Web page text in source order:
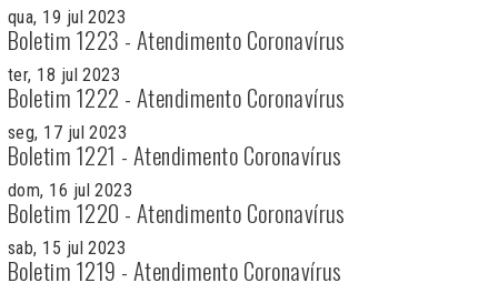
qua, 19 jul 2023
Boletim 1223 - Atendimento Coronavírus
ter, 18 jul 2023
Boletim 1222 - Atendimento Coronavírus
seg, 17 jul 2023
Boletim 1221 - Atendimento Coronavírus
dom, 16 jul 2023
Boletim 1220 - Atendimento Coronavírus
sab, 15 jul 2023
Boletim 1219 - Atendimento Coronavírus